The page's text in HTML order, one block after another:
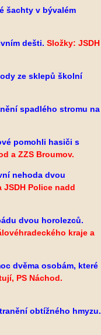
šachty v bývalém
dešti. Složky: JSDH
ze sklepů školní
spadlého stromu na
pomohli hasiči s
a ZZS Broumov.
nehoda dvou
JSDH Police nadd
dvou horolezců.
kraje a
dvěma osobám, které
PS Náchod.
obtížného hmyzu.